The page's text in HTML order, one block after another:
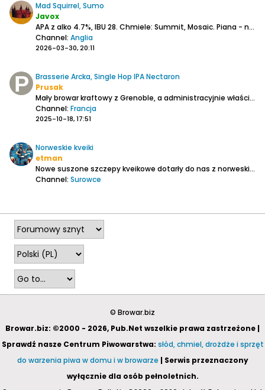
Mad Squirrel, Sumo
Javox
APA z alko 4.7%, IBU 28. Chmiele: Summit, Mosaic. Piana - na dłużej pełna warstwa.
Channel: Anglia
2026-03-30, 20:11
Brasserie Arcka, Single Hop IPA Nectaron
Prusak
Mały browar kraftowy z Grenoble, a administracyjnie właściwie spod Grenoble.
Channel: Francja
2025-10-18, 17:51
Norweskie kveiki
etman
Nowe suszone szczepy kveikowe dotarły do nas z norweskiej drożdżowni
Channel: Surowce
© Browar.biz
Browar.biz: ©2000 - 2026, Pub.Net wszelkie prawa zastrzeżone |
Sprawdź nasze Centrum Piwowarstwa: słód, chmiel, drożdże i sprzęt
do warzenia piwa w domu i w browarze | Serwis przeznaczony
wyłącznie dla osób pełnoletnich.